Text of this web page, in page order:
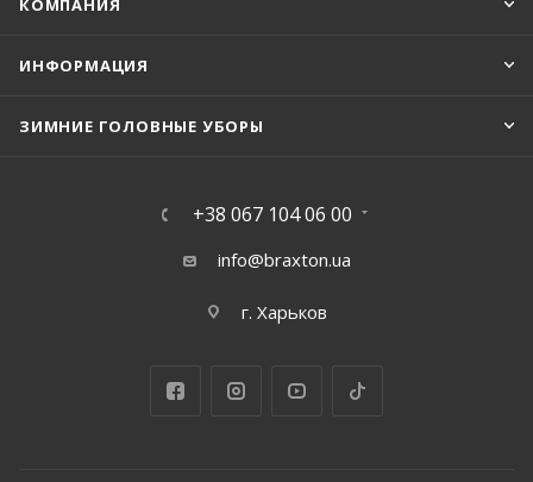
КОМПАНИЯ
ИНФОРМАЦИЯ
ЗИМНИЕ ГОЛОВНЫЕ УБОРЫ
+38 067 104 06 00
info@braxton.ua
г. Харьков